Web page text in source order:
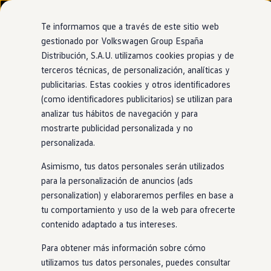
Ir
directamente
al contenido
Ir
directamente
al pie de
página
Nuevo ID. Cross
Vehículos Comerciales
Compra y ofertas
Volkswagen nuevo en stock
Volkswagen de ocasión
Financiación
My Renting
My Way
Seguros
Empresas
Autoescuelas
Eléctricos e híbridos
Más sobre híbridos
Plan Auto +
Etiquetas DGT
Simulador de autonomía, carga y ahorro
Carga y autonomía
Soluciones de carga
Tarifas de carga
Carga en casa
Modos de carga
Concesionario y taller oficial de Volkswagen
Huertas Motor Murcia
Te informamos que a través de este sitio web
gestionado por Volkswagen Group España
Distribución, S.A.U. utilizamos cookies propias y de
terceros técnicas, de personalización, analíticas y
publicitarias. Estas cookies y otros identificadores
(como identificadores publicitarios) se utilizan para
analizar tus hábitos de navegación y para
mostrarte publicidad personalizada y no
personalizada.
Asimismo, tus datos personales serán utilizados
para la personalización de anuncios (ads
personalization) y elaboraremos perfiles en base a
tu comportamiento y uso de la web para ofrecerte
contenido adaptado a tus intereses.
Para obtener más información sobre cómo
utilizamos tus datos personales, puedes consultar